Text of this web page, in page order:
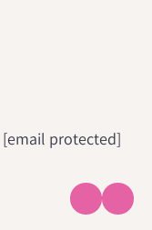
[email protected]